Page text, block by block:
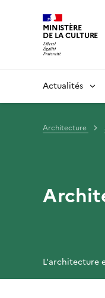
MINISTÈRE
DE LA CULTURE
Actualités
Architecture
L'architecture